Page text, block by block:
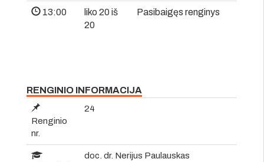
13:00
liko 20 iš
20
Pasibaigęs renginys
RENGINIO INFORMACIJA
Renginio
nr.
24
doc. dr. Nerijus Paulauskas